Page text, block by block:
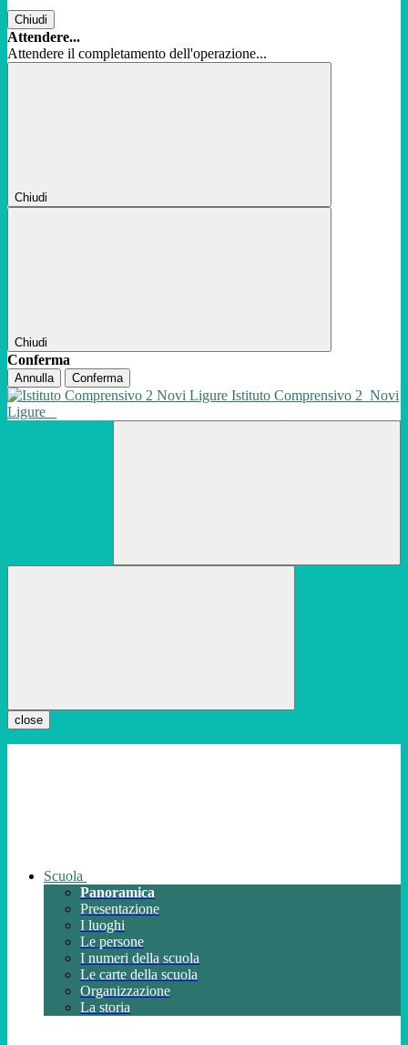
Chiudi
Attendere...
Attendere il completamento dell'operazione...
Chiudi
Chiudi
Conferma
Annulla Conferma
Istituto Comprensivo 2 Novi
Ligure
close
Scuola
Panoramica
Presentazione
I luoghi
Le persone
I numeri della scuola
Le carte della scuola
Organizzazione
La storia